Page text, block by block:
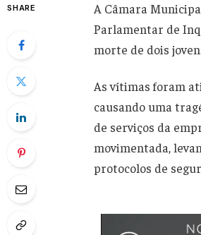
SHARE
A Câmara
Parlamentar de
morte de dois
As vítimas foram
causando uma
de serviços da
movimentada,
protocolos de